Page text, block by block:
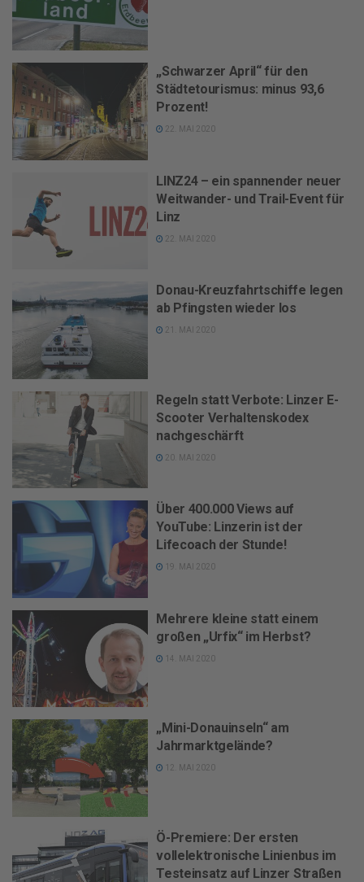
„Schwarzer April“ für den
Städtetourismus: minus 93,6
Prozent!
22. MAI 2020
LINZ24 – ein spannender neuer
Weitwander- und Trail-Event für
Linz
22. MAI 2020
Donau-Kreuzfahrtschiffe legen
ab Pfingsten wieder los
21. MAI 2020
Regeln statt Verbote: Linzer E-
Scooter Verhaltenskodex
nachgeschärft
20. MAI 2020
Über 400.000 Views auf
YouTube: Linzerin ist der
Lifecoach der Stunde!
19. MAI 2020
Mehrere kleine statt einem
großen „Urfix“ im Herbst?
14. MAI 2020
„Mini-Donauinseln“ am
Jahrmarktgelände?
12. MAI 2020
Ö-Premiere: Der ersten
vollelektronische Linienbus im
Testeinsatz auf Linzer Straßen